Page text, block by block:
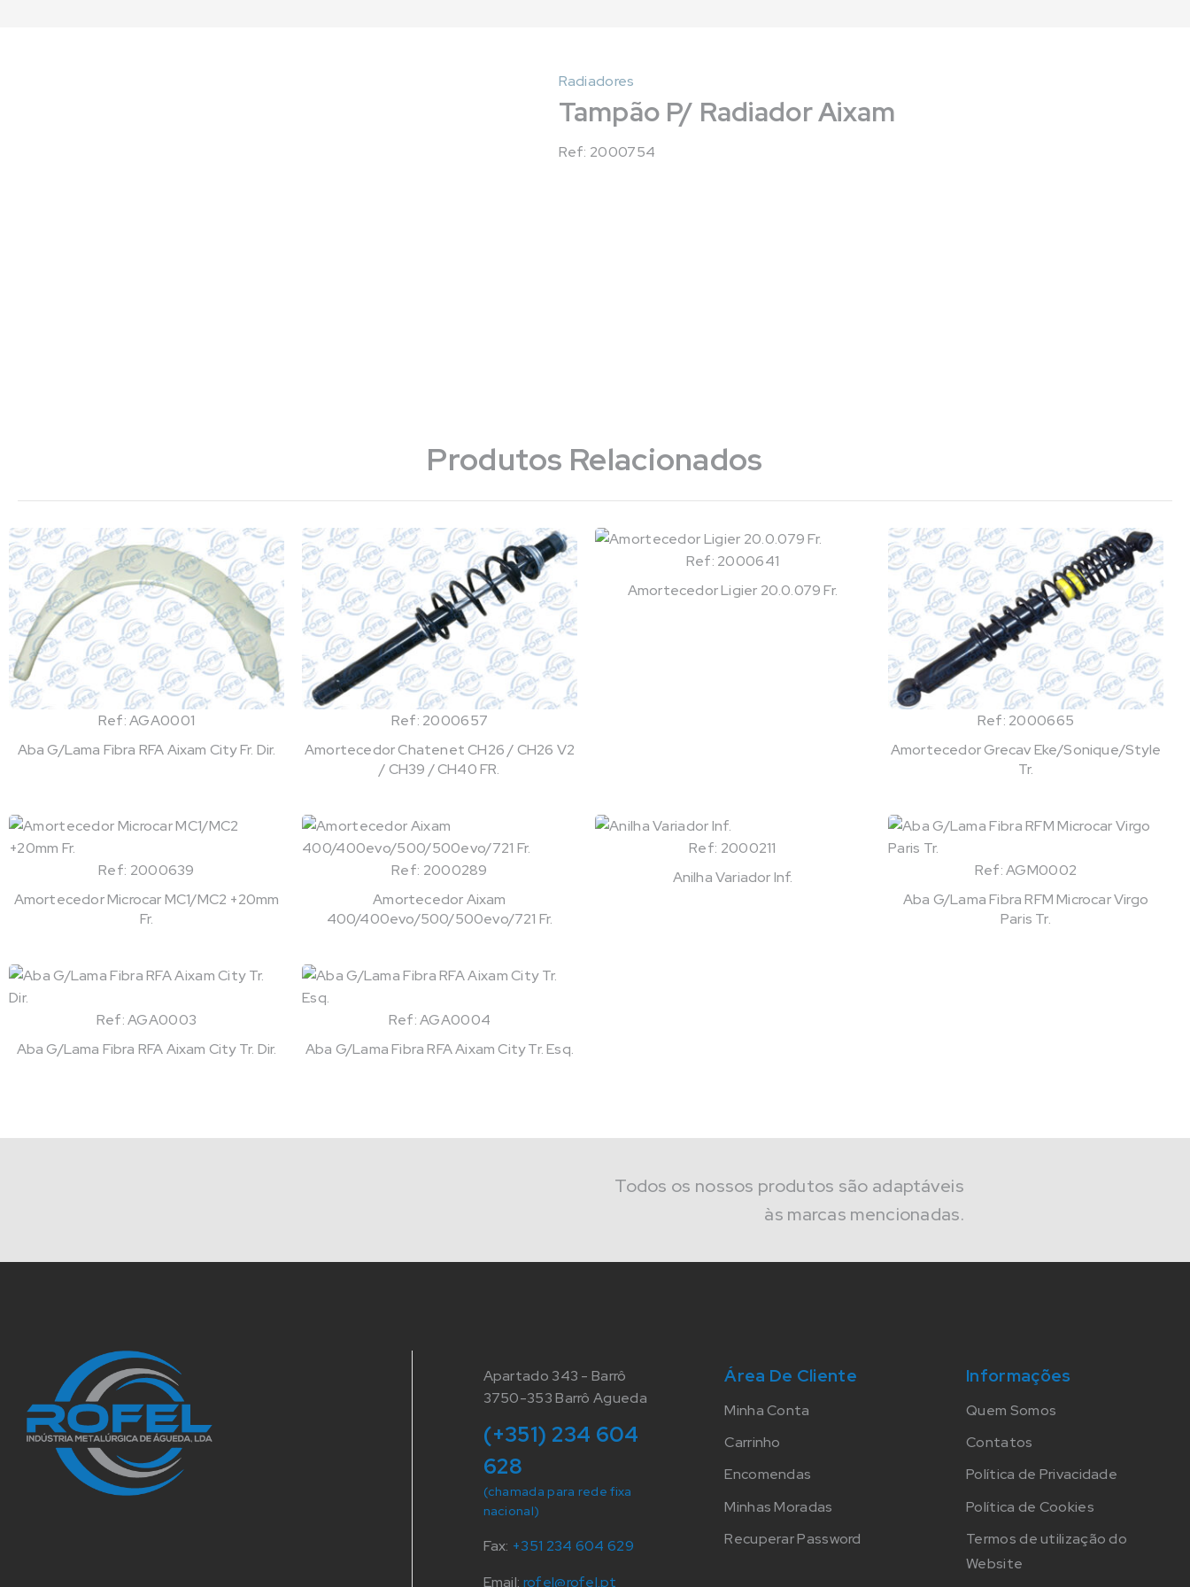
Radiadores
Tampão P/ Radiador Aixam
Ref: 2000754
Produtos Relacionados
Ref: AGA0001
Aba G/Lama Fibra RFA Aixam City Fr. Dir.
Ref: 2000657
Amortecedor Chatenet CH26 / CH26 V2
/ CH39 / CH40 FR.
Ref: 2000641
Amortecedor Ligier 20.0.079 Fr.
Ref: 2000665
Amortecedor Grecav Eke/Sonique/Style
Tr.
Ref: 2000639
Amortecedor Microcar MC1/MC2 +20mm
Fr.
Ref: 2000289
Amortecedor Aixam
400/400evo/500/500evo/721 Fr.
Ref: 2000211
Anilha Variador Inf.
Ref: AGM0002
Aba G/Lama Fibra RFM Microcar Virgo
Paris Tr.
Ref: AGA0003
Aba G/Lama Fibra RFA Aixam City Tr. Dir.
Ref: AGA0004
Aba G/Lama Fibra RFA Aixam City Tr. Esq.
Todos os nossos produtos são adaptáveis
às marcas mencionadas.
Apartado 343 - Barrô
3750-353 Barrô Agueda
(+351) 234 604
628
(chamada para rede fixa
nacional)
Fax: +351 234 604 629
Email: rofel@rofel.pt
Área De Cliente
Minha Conta
Carrinho
Encomendas
Minhas Moradas
Recuperar Password
Informações
Quem Somos
Contatos
Política de Privacidade
Política de Cookies
Termos de utilização do
Website